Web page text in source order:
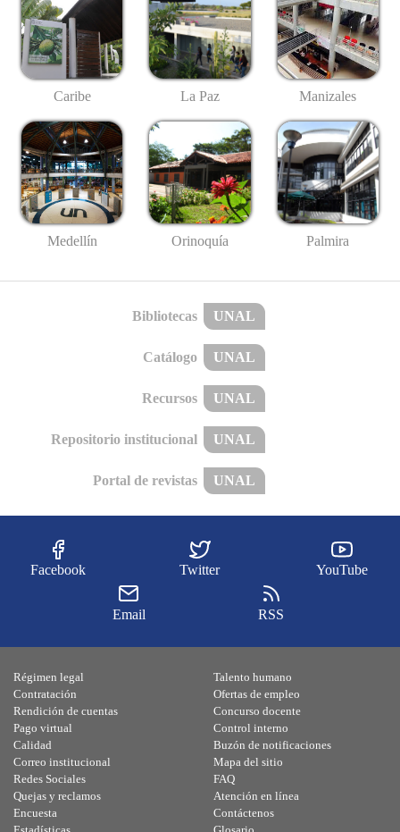
Caribe La Paz Manizales
Medellín Orinoquía Palmira
Bibliotecas UNAL
Catálogo UNAL
Recursos UNAL
Repositorio institucional UNAL
Portal de revistas UNAL
Facebook Twitter YouTube
Email RSS
Régimen legal
Contratación
Rendición de cuentas
Pago virtual
Calidad
Talento humano
Ofertas de empleo
Concurso docente
Control interno
Buzón de notificaciones
Correo institucional
Redes Sociales
Quejas y reclamos
Encuesta
Mapa del sitio
FAQ
Atención en línea
Contáctenos